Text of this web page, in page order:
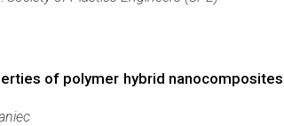
of polymer hybrid